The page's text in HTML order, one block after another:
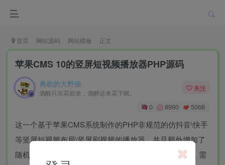
首页 网站源码 网站模板 正文
苹果CMS 10的竖屏短视频播放器PHP源码
勇敢的大野狼
酒醒只在花前坐，酒醉还来花下眠。
关注
0 8990 5068
这一个基于苹果CMS系统制作的PHP非规范的仿抖音\快手
等竖屏短视频布局\竖屏刷视频的播放器，并且额外增加了
随机图片的插件，使用的是DP播放器！此源码为模板，需